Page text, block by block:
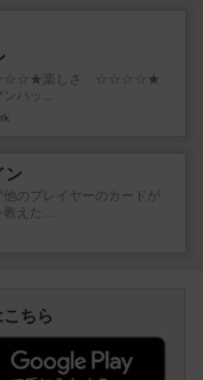
☆☆☆☆★楽しさ ☆☆☆☆★
ッ...
ン
のプレイヤーのカードが
えた...
ちら